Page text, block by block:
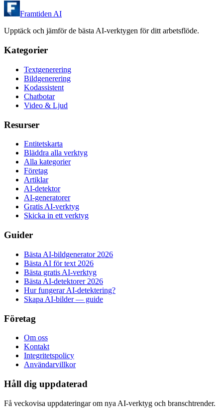
Framtiden AI
Upptäck och jämför de bästa AI-verktygen för ditt arbetsflöde.
Kategorier
Textgenerering
Bildgenerering
Kodassistent
Chatbotar
Video & Ljud
Resurser
Entitetskarta
Bläddra alla verktyg
Alla kategorier
Företag
Artiklar
AI-detektor
AI-generatorer
Gratis AI-verktyg
Skicka in ett verktyg
Guider
Bästa AI-bildgenerator 2026
Bästa AI för text 2026
Bästa gratis AI-verktyg
Bästa AI-detektorer 2026
Hur fungerar AI-detektering?
Skapa AI-bilder — guide
Företag
Om oss
Kontakt
Integritetspolicy
Användarvillkor
Håll dig uppdaterad
Få veckovisa uppdateringar om nya AI-verktyg och branschtrender.